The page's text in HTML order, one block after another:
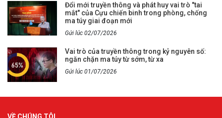
Đổi mới truyền thông và phát huy vai trò "tai
mắt" của Cựu chiến binh trong phòng, chống
ma túy giai đoạn mới
Gửi lúc 02/07/2026
Vai trò của truyền thông trong kỷ nguyên số:
ngăn chặn ma túy từ sớm, từ xa
Gửi lúc 01/07/2026